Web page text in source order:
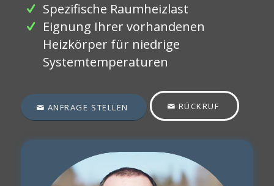
Spezifische Raumheizlast
Eignung Ihrer vorhandenen
Heizkörper für niedrige
Systemtemperaturen
ANFRAGE STELLEN RÜCKRUF